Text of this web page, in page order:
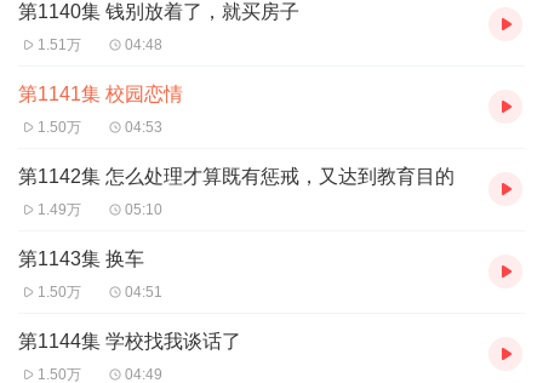
第1140集 钱别放着了，就买房子
1.51万 04:48
第1141集 校园恋情
1.50万 04:53
第1142集 怎么处理才算既有惩戒，又达到教育目的
1.49万 05:10
第1143集 换车
1.50万 04:51
第1144集 学校找我谈话了
1.50万 04:49